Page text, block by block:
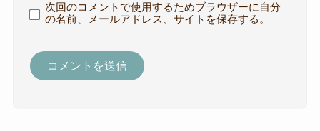
次回のコメントで使用するためブラウザーに自分
の名前、メールアドレス、サイトを保存する。